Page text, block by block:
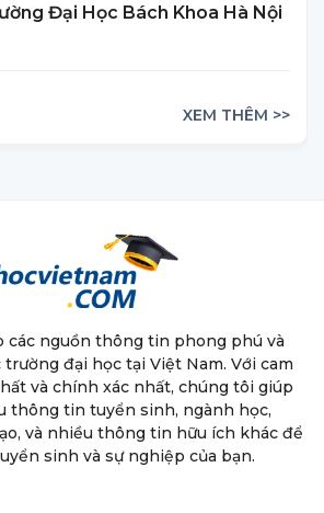
Đại Học Bách Khoa Hà Nội
XEM THÊM >>
các nguồn thông tin phong phú và
đại học tại Việt Nam. Với cam
và chính xác nhất, chúng tôi giúp
thông tin tuyển sinh, ngành học,
và nhiều thông tin hữu ích khác để
sinh và sự nghiệp của bạn.